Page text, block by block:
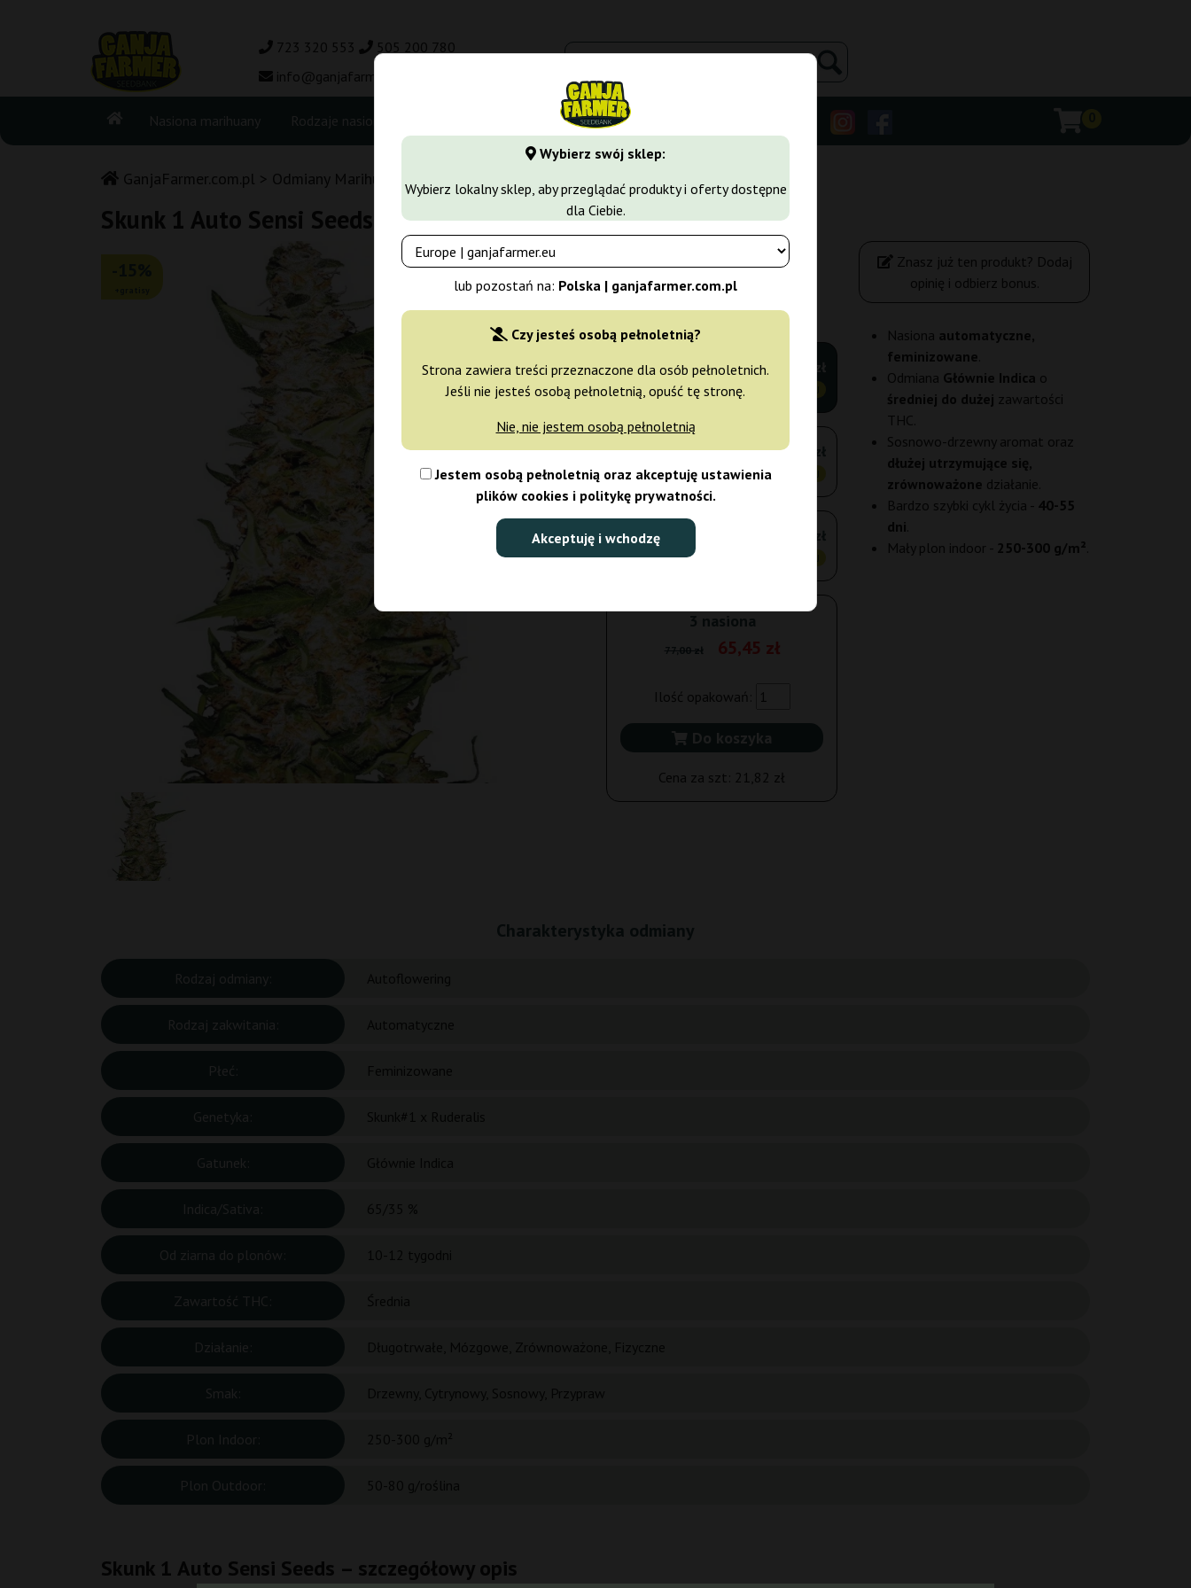
Wybierz swój sklep:
Wybierz lokalny sklep, aby przeglądać produkty i oferty dostępne
dla Ciebie.
lub pozostań na: Polska | ganjafarmer.com.pl
Czy jesteś osobą pełnoletnią?
Strona zawiera treści przeznaczone dla osób pełnoletnich.
Jeśli nie jesteś osobą pełnoletnią, opuść tę stronę.
Nie, nie jestem osobą pełnoletnią
Jestem osobą pełnoletnią oraz akceptuję ustawienia
plików cookies i politykę prywatności.
Akceptuję i wchodzę
723 320 553
505 200 780
info@ganjafarmer.com.pl
Nasiona marihuany Rodzaje nasion Odmiany marihuany
GanjaFarmer.com.pl Odmiany Marihuany
Skunk 1 Auto Sensi Seeds
Sensi Seeds
3 nasiona
Wysyłka 24h
65,45 zł
5 nasion
Wysyłka 24h
103,70 zł
15% TANIEJ
10 nasion
Wysyłka 3-7 dni
190,40 zł
3 nasiona
77,00 zł 65,45 zł
Ilość opakowań:
Do koszyka
Cena za szt: 21,82 zł
Znasz już ten produkt? Dodaj
opinię i odbierz bonus.
Nasiona automatyczne,
feminizowane
Odmiana Głównie Indica o
średniej do dużej zawartości
THC.
Sosnowo-drzewny aromat oraz
dłużej utrzymujące się,
zrównoważone działanie.
Bardzo szybki cykl życia - 40-55
dni
Mały plon indoor - 250-300 g/m²
Charakterystyka odmiany
Rodzaj odmiany:
Rodzaj zakwitania:
Płeć:
Genetyka:
Gatunek:
Indica/Sativa:
Od ziarna do plonów:
Zawartość THC:
Działanie:
Smak:
Plon Indoor:
Plon Outdoor:
Skunk 1 Auto Sensi Seeds – szczegółowy opis